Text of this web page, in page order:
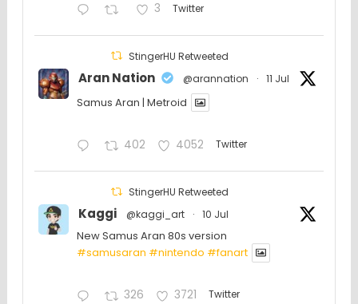
3 Twitter
StingerHU Retweeted
Aran Nation @arannation · 11 Jul
Samus Aran | Metroid
402 4052 Twitter
StingerHU Retweeted
Kaggi @kaggi_art · 10 Jul
New Samus Aran 80s version
#samusaran #nintendo #fanartㅤㅤㅤㅤ
326 3721 Twitter